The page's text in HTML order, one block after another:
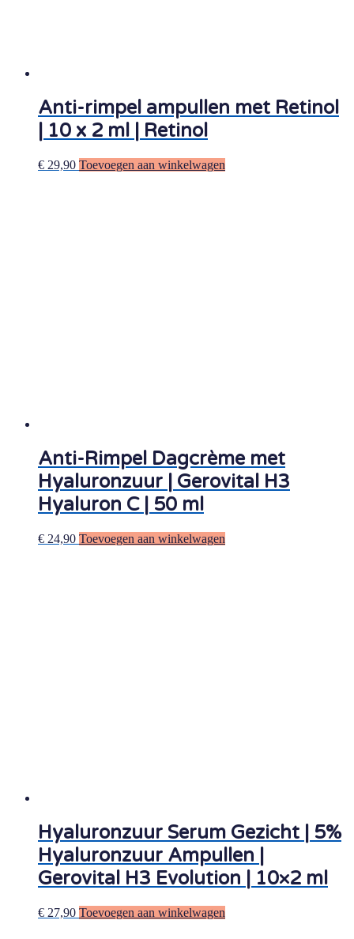
Anti-rimpel ampullen met Retinol
| 10 x 2 ml | Retinol
€ 29,90 Toevoegen aan winkelwagen
Anti-Rimpel Dagcrème met
Hyaluronzuur | Gerovital H3
Hyaluron C | 50 ml
€ 24,90 Toevoegen aan winkelwagen
Hyaluronzuur Serum Gezicht | 5%
Hyaluronzuur Ampullen |
Gerovital H3 Evolution | 10×2 ml
€ 27,90 Toevoegen aan winkelwagen